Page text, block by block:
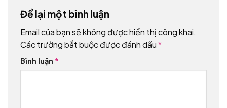
Để lại một bình luận
Email của bạn sẽ không được hiển thị công khai.
Các trường bắt buộc được đánh dấu*
Bình luận *